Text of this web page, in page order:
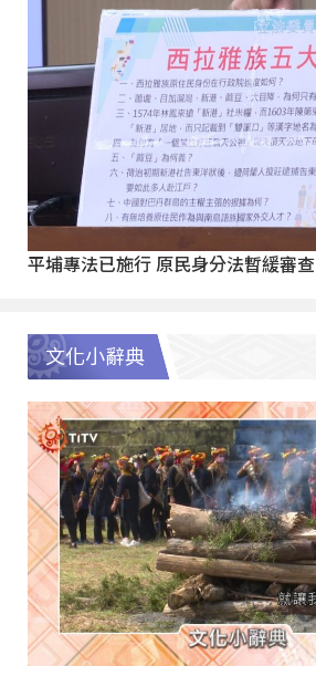
平埔專法已施行 原民身分法暫緩審查
文化小辭典